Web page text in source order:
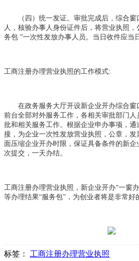
（四）统一发证。审批完成后，综合窗
人，核验办事人身份证件后，将营业执照
务包 ”一次性发放办事人员。当日收件应当
工商注册办理营业执照的工作模式:
在政务服务大厅开设新企业开办综合窗
前台全部对外服务工作，各相关审批部门
批和相关服务工作。根据企业申办事项，
接，为企业一次性发放营业执照，公章，发
面压缩企业开办时限，保证具备条件的新
次提交，一天办结。
工商注册办理营业执照，新企业开办“一窗
等办理结果“服务包”，为创业者将是非常好
标签： 工商注册办理营业执照